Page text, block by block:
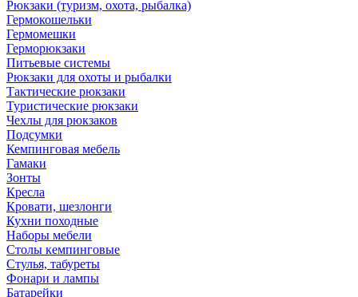
Рюкзаки (туризм, охота, рыбалка)
Гермокошельки
Гермомешки
Герморюкзаки
Питьевые системы
Рюкзаки для охоты и рыбалки
Тактические рюкзаки
Туристические рюкзаки
Чехлы для рюкзаков
Подсумки
Кемпинговая мебель
Гамаки
Зонты
Кресла
Кровати, шезлонги
Кухни походные
Наборы мебели
Столы кемпинговые
Стулья, табуреты
Фонари и лампы
Батарейки